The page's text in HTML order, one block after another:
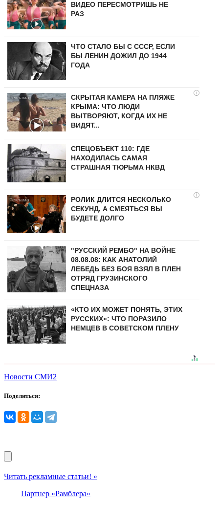
ВИДЕО ПЕРЕСМОТРИШЬ НЕ
РАЗ
ЧТО СТАЛО БЫ С СССР, ЕСЛИ
БЫ ЛЕНИН ДОЖИЛ ДО 1944
ГОДА
i
СКРЫТАЯ КАМЕРА НА ПЛЯЖЕ
КРЫМА: ЧТО ЛЮДИ
ВЫТВОРЯЮТ, КОГДА ИХ НЕ
ВИДЯТ...
СПЕЦОБЪЕКТ 110: ГДЕ
НАХОДИЛАСЬ САМАЯ
СТРАШНАЯ ТЮРЬМА НКВД
i
РОЛИК ДЛИТСЯ НЕСКОЛЬКО
СЕКУНД, А СМЕЯТЬСЯ ВЫ
БУДЕТЕ ДОЛГО
"РУССКИЙ РЕМБО" НА ВОЙНЕ
08.08.08: КАК АНАТОЛИЙ
ЛЕБЕДЬ БЕЗ БОЯ ВЗЯЛ В ПЛЕН
ОТРЯД ГРУЗИНСКОГО
СПЕЦНАЗА
«КТО ИХ МОЖЕТ ПОНЯТЬ, ЭТИХ
РУССКИХ»: ЧТО ПОРАЗИЛО
НЕМЦЕВ В СОВЕТСКОМ ПЛЕНУ
Новости СМИ2
Поделиться:
Читать рекламные статьи! »
Партнер «Рамблера»